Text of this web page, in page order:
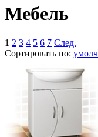
Мебель
1 2 3 4 5 6 7 След.
Сортировать по: